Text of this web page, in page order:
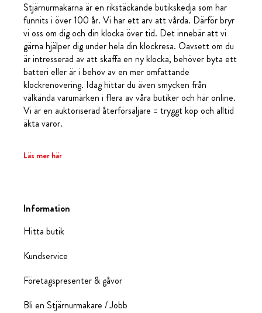
Stjärnurmakarna är en rikstäckande butikskedja som har
funnits i över 100 år. Vi har ett arv att vårda. Därför bryr
vi oss om dig och din klocka över tid. Det innebär att vi
gärna hjälper dig under hela din klockresa. Oavsett om du
är intresserad av att skaffa en ny klocka, behöver byta ett
batteri eller är i behov av en mer omfattande
klockrenovering. Idag hittar du även smycken från
välkända varumärken i flera av våra butiker och här online.
Vi är en auktoriserad återförsäljare = tryggt köp och alltid
äkta varor.
Läs mer här
Information
Hitta butik
Kundservice
Företagspresenter & gåvor
Bli en Stjärnurmakare / Jobb